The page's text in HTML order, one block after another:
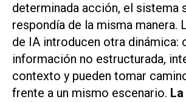
determinada acción, el sistema
respondía de la misma manera.
de IA introducen otra dinámica:
información no estructurada,
contexto y pueden tomar
frente a un mismo escenario. La